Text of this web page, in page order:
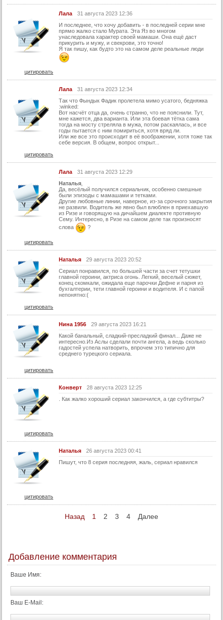
Лала
31 августа 2023 12:36
И последнее, что хочу добавить - в последней серии мне
прямо жалко стало Мурата. Эта Яз во многом
унаследовала характер своей мамаши. Она ещё даст
прикурить и мужу, и свекрови, это точно!
Я так пишу, как будто это на самом деле реальные люди
цитировать
Лала
31 августа 2023 12:34
Так что Фындык Фадик пролетела мимо усатого, бедняжка
:winked:
Вот насчёт отца да, очень странно, что не пояснили. Тут,
мне кажется, два варианта. Или эта боевая тётка сама
тогда на мосту стреляла в мужа, потом раскаялась, и все
годы пытается с ним помириться, хотя вряд ли.
Или же все это происходит в её воображении, хотя тоже так
себе версия. В общем, вопрос открыт...
цитировать
Лала
31 августа 2023 12:29
Наталья
Да, весёлый получился сериальчик, особенно смешные
были эпизоды с мамашами и тетками.
Другие любовные линии, наверное, из-за срочного закрытия
не развили. Водитель же явно был влюблен в приехавшую
из Ризе и говорящую на дичайшем диалекте противную
Сему. Интересно, в Ризе на самом деле так произносят
слова
?
цитировать
Наталья
29 августа 2023 20:52
Сериал понравился, по большей части за счет тетушки
главной героини, актриса огонь. Легкий, веселый сюжет,
конец скомкали, ожидала еще парочки Дефне и парня из
бухгалтерии, тети главной героини и водителя. И с папой
непонятно:(
цитировать
Нина 1956
29 августа 2023 16:21
Какой банальный, сладкий-пресладкий финал... Даже не
интересно.Из Аслы сделали почти ангела, а ведь сколько
гадостей успела натворить, впрочем это типично для
среднего турецкого сериала.
цитировать
Конверт
28 августа 2023 12:25
. Как жалко хороший сериал закончился, а где субтитры?
цитировать
Наталья
26 августа 2023 00:41
Пишут, что 8 серия последняя, жаль, сериал нравился
цитировать
Назад 1 2 3 4 Далее
Добавление комментария
Ваше Имя:
Ваш E-Mail: